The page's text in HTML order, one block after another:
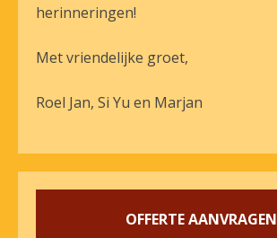
herinneringen!
Met vriendelijke groet,
Roel Jan, Si Yu en Marjan
OFFERTE AANVRAGEN